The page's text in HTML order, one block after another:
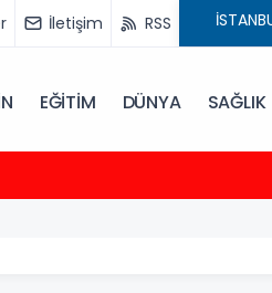
İletişim RSS
EĞİTİM DÜNYA SAĞLIK